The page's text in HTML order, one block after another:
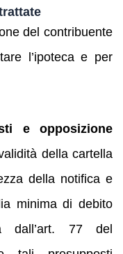
del contribuente
l’ipoteca e per
e opposizione
della cartella
della notifica e
minima di debito
dall’art. 77 del